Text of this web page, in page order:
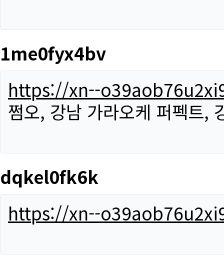
1me0fyx4bv
https://xn--
쩜오, 강남 가라오케 퍼펙트,
dqkel0fk6k
https://xn--